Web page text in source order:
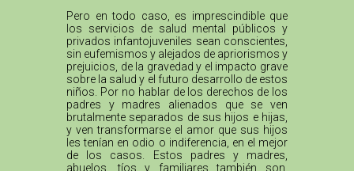
Pero en todo caso, es imprescindible que
los servicios de salud mental públicos y
privados infantojuveniles sean conscientes,
sin eufemismos y alejados de apriorismos y
prejuicios, de la gravedad y el impacto grave
sobre la salud y el futuro desarrollo de estos
niños. Por no hablar de los derechos de los
padres y madres alienados que se ven
brutalmente separados de sus hijos e hijas,
y ven transformarse el amor que sus hijos
les tenían en odio o indiferencia, en el mejor
de los casos. Estos padres y madres,
abuelos, tíos y familiares también son,